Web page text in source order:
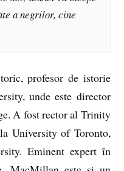
a negrilor, cine
profesor de istorie
unde este director
A fost rector al Trinity
University of Toronto,
Eminent expert în